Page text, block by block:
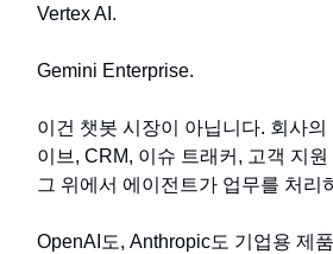
Vertex AI.
Gemini Enterprise.
이건 챗봇 시장이 아닙니다. 회사
이브, CRM, 이슈 트래커, 고객 지
그 위에서 에이전트가 업무를 처리
OpenAI도, Anthropic도 기업용 제